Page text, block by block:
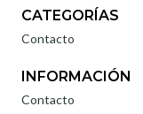
CATEGORÍAS
Contacto
INFORMACIÓN
Contacto